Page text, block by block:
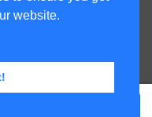
website.